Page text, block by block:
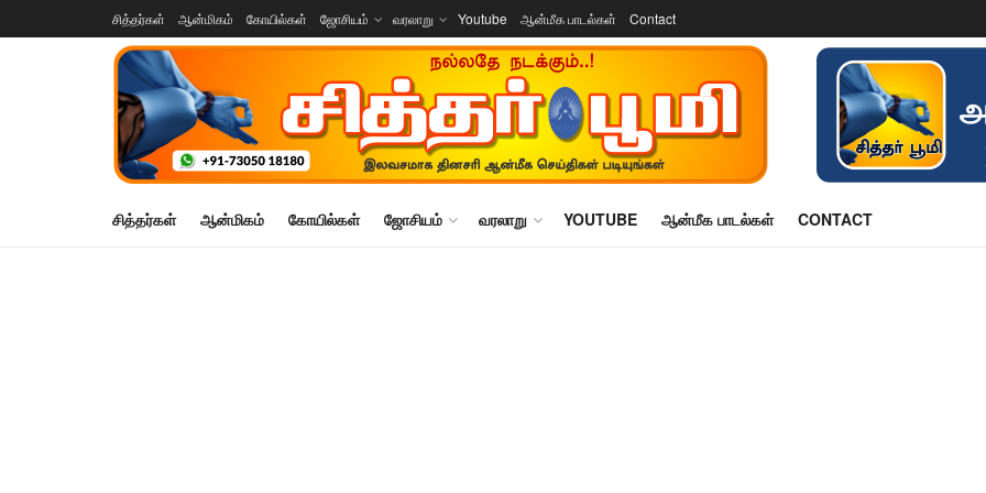
சித்தர்கள் ஆன்மிகம் கோயில்கள் ஜோசியம் வரலாறு Youtube ஆன்மீக பாடல்கள் Contact
சித்தர்கள் ஆன்மிகம் கோயில்கள் ஜோசியம் வரலாறு YOUTUBE ஆன்மீக பாடல்கள் CONTACT